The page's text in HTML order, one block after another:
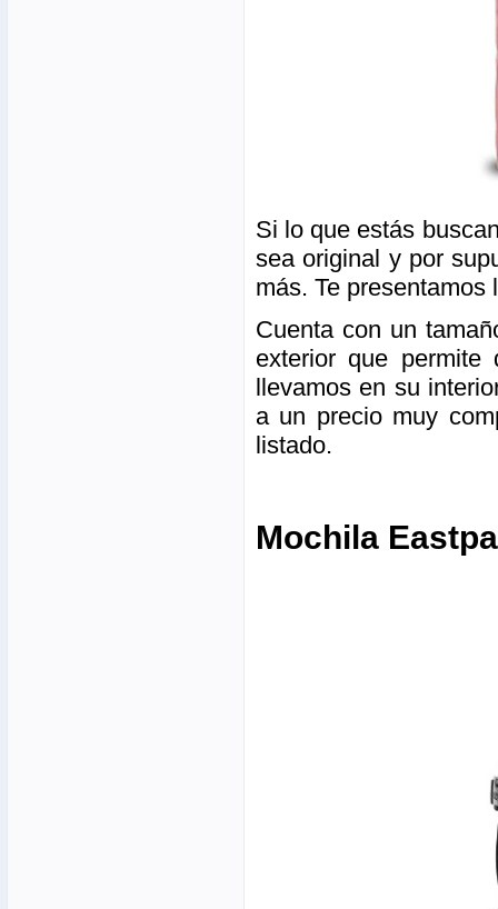
Si lo que estás
sea original y por
más. Te
Cuenta con un
exterior que
llevamos en su
a un precio muy
listado.
Mochila